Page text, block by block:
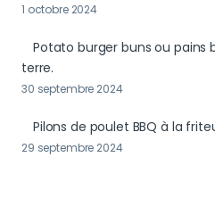
1 octobre 2024
Potato burger buns ou pains
terre.
30 septembre 2024
Pilons de poulet BBQ à la
29 septembre 2024